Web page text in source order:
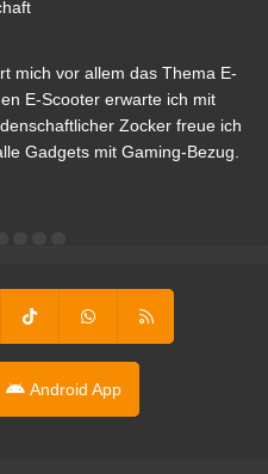
mich vor allem das Thema E-
E-Scooter erwarte ich mit
Zocker freue ich
Gadgets mit Gaming-Bezug.
Android App